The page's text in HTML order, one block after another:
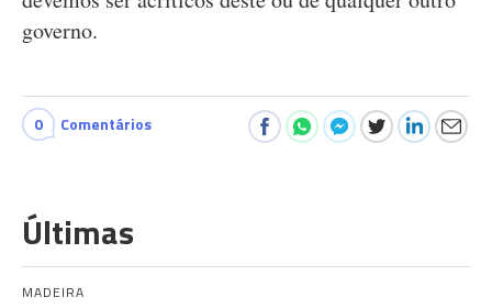
governo.
0 Comentários
Últimas
MADEIRA